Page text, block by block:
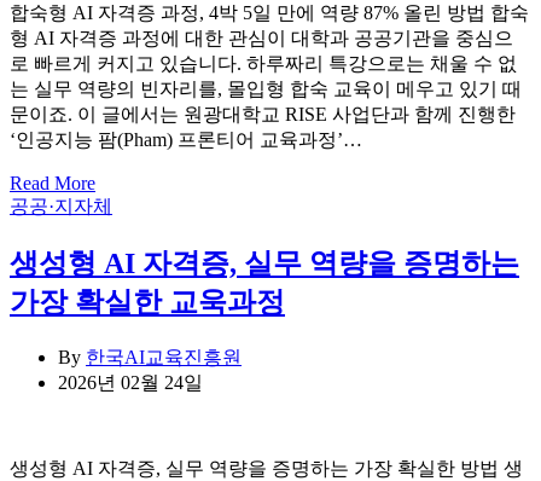
합숙형 AI 자격증 과정, 4박 5일 만에 역량 87% 올린 방법 합숙
형 AI 자격증 과정에 대한 관심이 대학과 공공기관을 중심으
로 빠르게 커지고 있습니다. 하루짜리 특강으로는 채울 수 없
는 실무 역량의 빈자리를, 몰입형 합숙 교육이 메우고 있기 때
문이죠. 이 글에서는 원광대학교 RISE 사업단과 함께 진행한
‘인공지능 팜(Pham) 프론티어 교육과정’…
Read More
Categories
공공·지자체
생성형 AI 자격증, 실무 역량을 증명하는
가장 확실한 교욱과정
By 한국AI교육진흥원
2026년 02월 24일
생성형 AI 자격증, 실무 역량을 증명하는 가장 확실한 방법 생